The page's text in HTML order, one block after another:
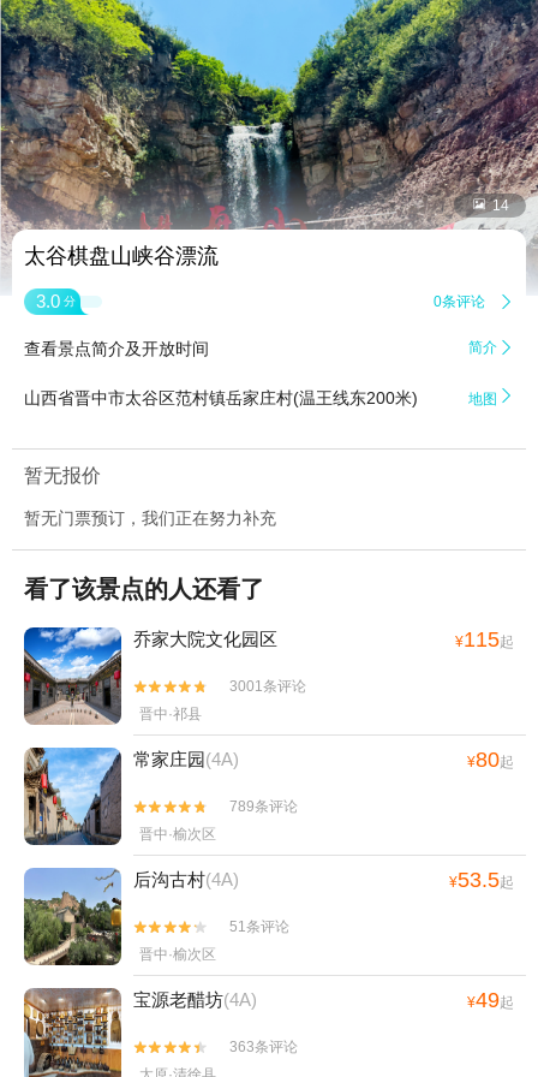
 14
太谷棋盘山峡谷漂流
3.0 分 0条评论 
查看景点简介及开放时间 简介 
山西省晋中市太谷区范村镇岳家庄村(温王线东200米) 地图 
暂无报价
暂无门票预订，我们正在努力补充
看了该景点的人还看了
乔家大院文化园区 ¥115起


3001条评论
晋中·祁县
常家庄园(4A) ¥80起


789条评论
晋中·榆次区
后沟古村(4A) ¥53.5起


51条评论
晋中·榆次区
宝源老醋坊(4A) ¥49起


363条评论
